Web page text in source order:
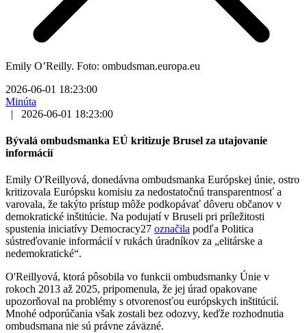
Emily O’Reilly. Foto: ombudsman.europa.eu
2026-06-01 18:23:00
Minúta
|
2026-06-01 18:23:00
Bývalá ombudsmanka EÚ kritizuje Brusel za utajovanie
informácií
Emily O'Reillyová, donedávna ombudsmanka Európskej únie, ostro
kritizovala Európsku komisiu za nedostatočnú transparentnosť a
varovala, že takýto prístup môže podkopávať dôveru občanov v
demokratické inštitúcie. Na podujatí v Bruseli pri príležitosti
spustenia iniciatívy Democracy27 označila podľa Politica
sústreďovanie informácií v rukách úradníkov za „elitárske a
nedemokratické“.
O'Reillyová, ktorá pôsobila vo funkcii ombudsmanky Únie v
rokoch 2013 až 2025, pripomenula, že jej úrad opakovane
upozorňoval na problémy s otvorenosťou európskych inštitúcií.
Mnohé odporúčania však zostali bez odozvy, keďže rozhodnutia
ombudsmana nie sú právne záväzné.